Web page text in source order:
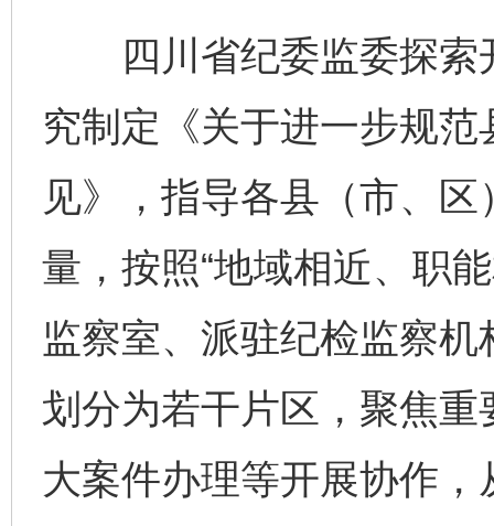
四川省纪委监委探索
究制定《关于进一步规
见》，指导各县（市、
量，按照“地域相近、职
监察室、派驻纪检监察
划分为若干片区，聚焦
大案件办理等开展协作，